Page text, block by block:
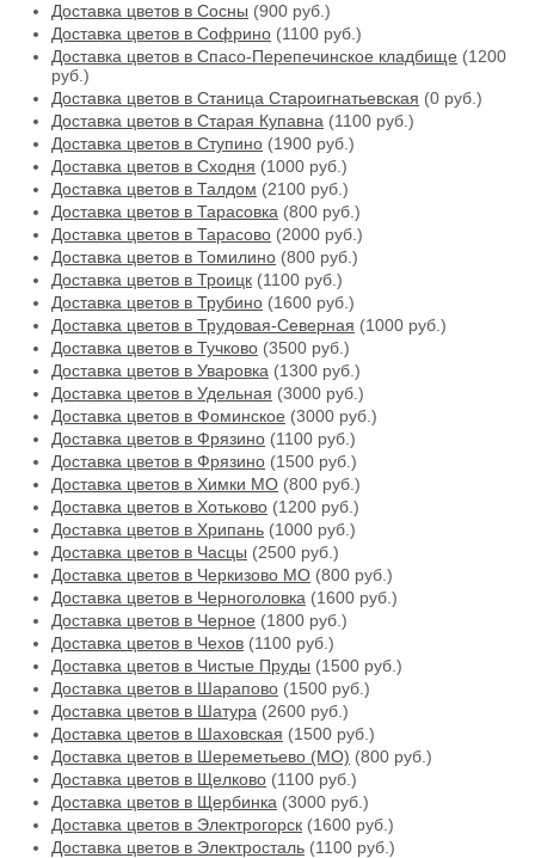
Доставка цветов в Сосны (900 руб.)
Доставка цветов в Софрино (1100 руб.)
Доставка цветов в Спасо-Перепечинское кладбище (1200
руб.)
Доставка цветов в Станица Староигнатьевская (0 руб.)
Доставка цветов в Старая Купавна (1100 руб.)
Доставка цветов в Ступино (1900 руб.)
Доставка цветов в Сходня (1000 руб.)
Доставка цветов в Талдом (2100 руб.)
Доставка цветов в Тарасовка (800 руб.)
Доставка цветов в Тарасово (2000 руб.)
Доставка цветов в Томилино (800 руб.)
Доставка цветов в Троицк (1100 руб.)
Доставка цветов в Трубино (1600 руб.)
Доставка цветов в Трудовая-Северная (1000 руб.)
Доставка цветов в Тучково (3500 руб.)
Доставка цветов в Уваровка (1300 руб.)
Доставка цветов в Удельная (3000 руб.)
Доставка цветов в Фоминское (3000 руб.)
Доставка цветов в Фрязино (1100 руб.)
Доставка цветов в Фрязино (1500 руб.)
Доставка цветов в Химки МО (800 руб.)
Доставка цветов в Хотьково (1200 руб.)
Доставка цветов в Хрипань (1000 руб.)
Доставка цветов в Часцы (2500 руб.)
Доставка цветов в Черкизово МО (800 руб.)
Доставка цветов в Черноголовка (1600 руб.)
Доставка цветов в Черное (1800 руб.)
Доставка цветов в Чехов (1100 руб.)
Доставка цветов в Чистые Пруды (1500 руб.)
Доставка цветов в Шарапово (1500 руб.)
Доставка цветов в Шатура (2600 руб.)
Доставка цветов в Шаховская (1500 руб.)
Доставка цветов в Шереметьево (МО) (800 руб.)
Доставка цветов в Щелково (1100 руб.)
Доставка цветов в Щербинка (3000 руб.)
Доставка цветов в Электрогорск (1600 руб.)
Доставка цветов в Электросталь (1100 руб.)